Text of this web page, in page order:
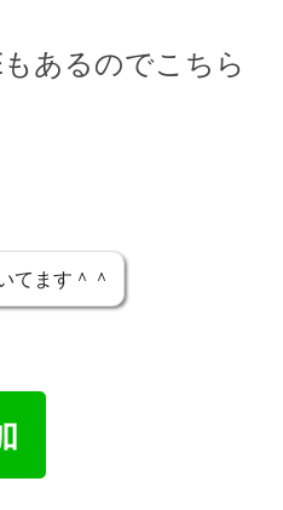
あるのでこちら
てます＾＾